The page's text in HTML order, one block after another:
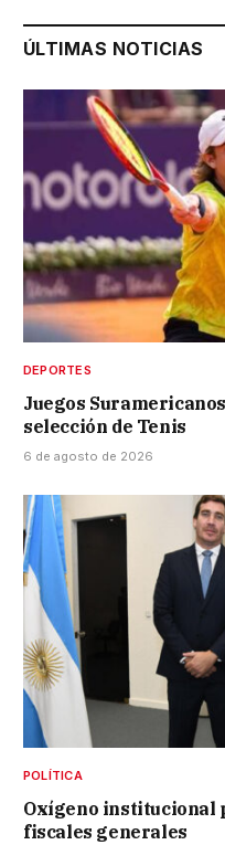
ÚLTIMAS NOTICIAS
DEPORTES
Juegos
selección de Tenis
6 de agosto de 2026
POLÍTICA
Oxígeno institucional
fiscales generales